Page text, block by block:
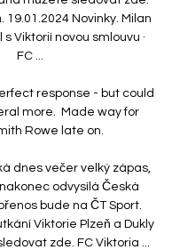
19.01.2024 Novinky. Milan
Viktorií novou smlouvu ·
FC ...
response - but could
more.  Made way for
Rowe late on.
dnes večer velký zápas,
odvysílá Česká
bude na ČT Sport.
Viktorie Plzeň a Dukly
zde. FC Viktoria ...